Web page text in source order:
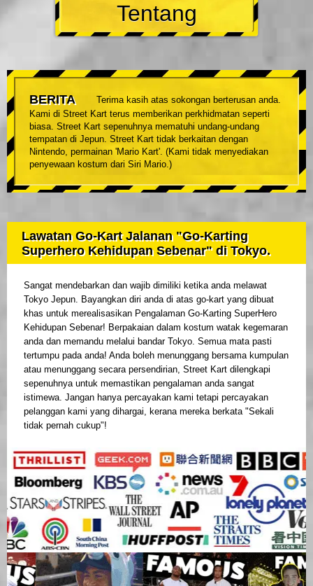
Tentang
BERITA
Terima kasih atas sokongan berterusan anda.
Kami di Street Kart terus memberikan perkhidmatan seperti
biasa. Street Kart sepenuhnya mematuhi undang-undang
tempatan di Jepun. Street Kart tidak berkaitan dengan
Nintendo, permainan 'Mario Kart'. (Kami tidak menyediakan
penyewaan kostum dari Siri Mario.)
Lawatan Go-Kart Jalanan "Go-Karting
Superhero Kehidupan Sebenar" di Tokyo.
Sangat mendebarkan dan wajib dimiliki ketika anda melawat
Tokyo Jepun. Bayangkan diri anda di atas go-kart yang dibuat
khas untuk merealisasikan Pengalaman Go-Karting SuperHero
Kehidupan Sebenar! Berpakaian dalam kostum watak kegemaran
anda dan memandu melalui bandar Tokyo. Semua mata pasti
tertumpu pada anda! Anda boleh menunggang bersama kumpulan
atau menunggang secara persendirian, Street Kart dilengkapi
sepenuhnya untuk memastikan pengalaman anda sangat
istimewa. Jangan hanya percayakan kami tetapi percayakan
pelanggan kami yang dihargai, kerana mereka berkata "Sekali
tidak pernah cukup"!